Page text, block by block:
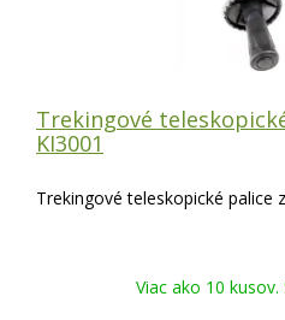
Trekingové
KI3001
Trekingové teleskopické palice
Viac ako 10